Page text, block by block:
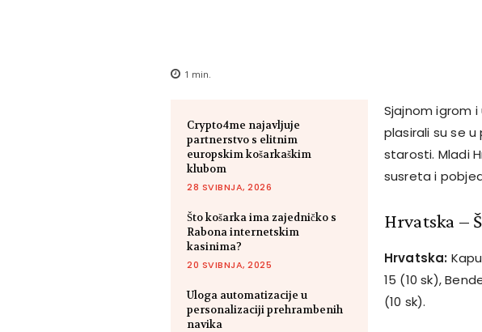
1 min.
Crypto4me najavljuje
partnerstvo s elitnim
europskim košarkaškim
klubom
28 SVIBNJA, 2026
Što košarka ima zajedničko s
Rabona internetskim
kasinima?
20 SVIBNJA, 2025
Uloga automatizacije u
personalizaciji prehrambenih
navika
Sjajnom igrom
plasirali su se
starosti. Mladi
susreta i
Hrvatska –
Hrvatska:
15 (10 sk),
(10 sk).